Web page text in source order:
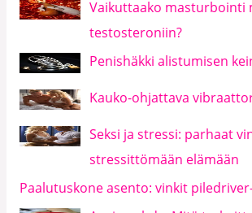
Vaikuttaako masturbointi
testosteroniin?
Penishäkki alistumisen
Kauko-ohjattava
Seksi ja stressi: parhaat
stressittömään elämään
Paalutuskone asento: vinkit